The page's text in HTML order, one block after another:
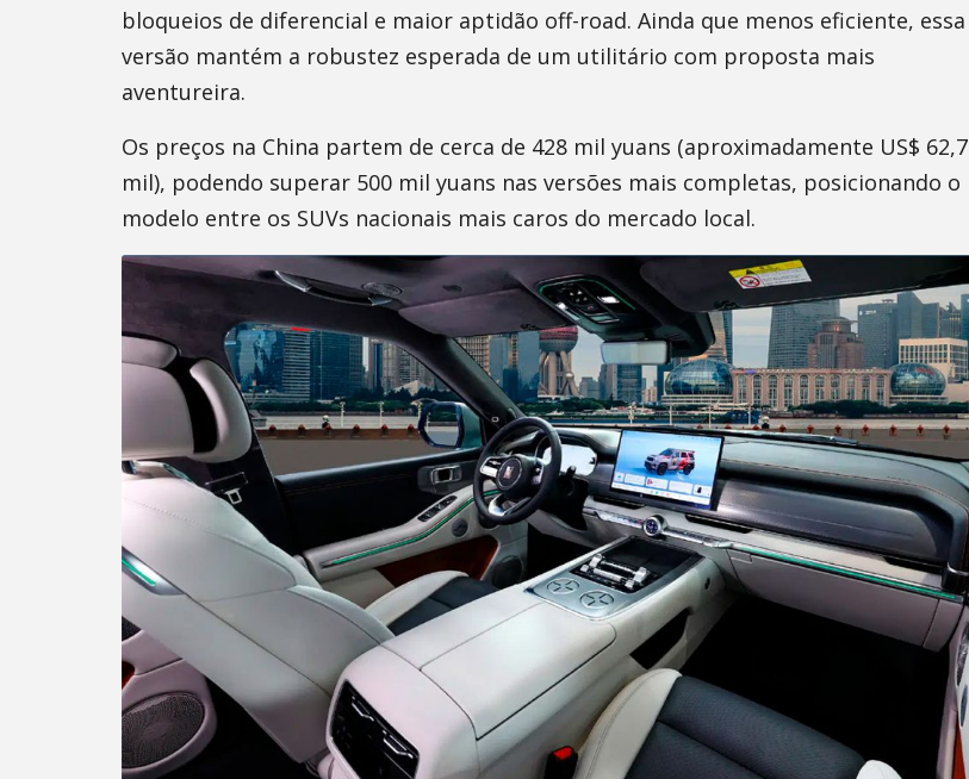
bloqueios de diferencial e maior aptidão off-road. Ainda que menos eficiente, essa
versão mantém a robustez esperada de um utilitário com proposta mais
aventureira.
Os preços na China partem de cerca de 428 mil yuans (aproximadamente US$ 62,7
mil), podendo superar 500 mil yuans nas versões mais completas, posicionando o
modelo entre os SUVs nacionais mais caros do mercado local.